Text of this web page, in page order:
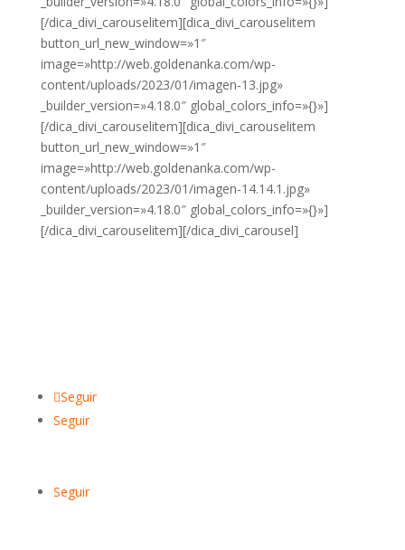
[/dica_divi_carouselitem][dica_divi_carouselitem
button_url_new_window=»1″
image=»http://web.goldenanka.com/wp-
content/uploads/2023/01/imagen-13.jpg»
_builder_version=»4.18.0″ global_colors_info=»{}»]
[/dica_divi_carouselitem][dica_divi_carouselitem
button_url_new_window=»1″
image=»http://web.goldenanka.com/wp-
content/uploads/2023/01/imagen-14.14.1.jpg»
_builder_version=»4.18.0″ global_colors_info=»{}»]
[/dica_divi_carouselitem][/dica_divi_carousel]
Seguir
Seguir
Seguir